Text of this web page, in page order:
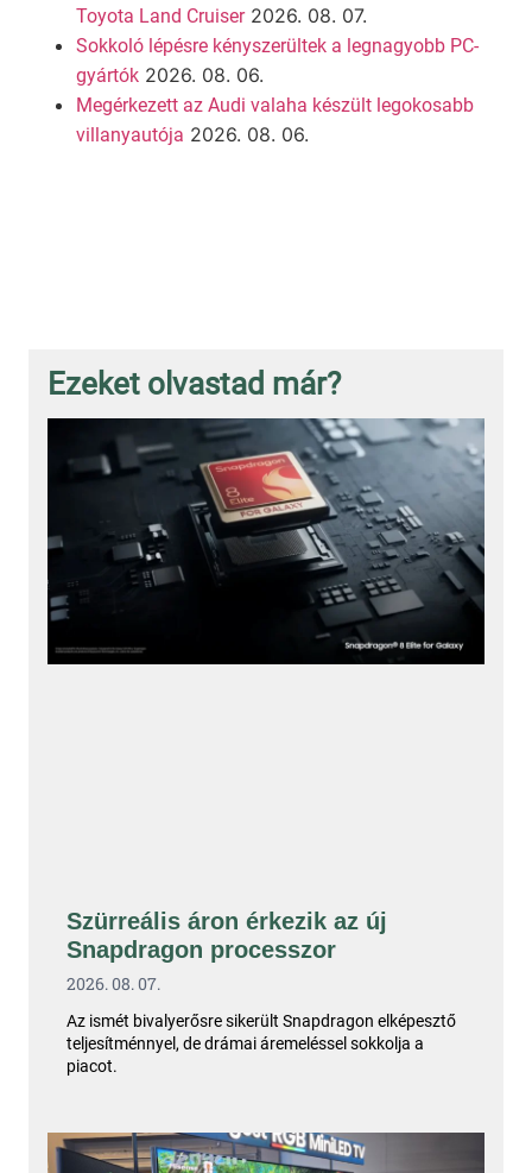
Toyota Land Cruiser 2026. 08. 07.
Sokkoló lépésre kényszerültek a legnagyobb PC-
gyártók 2026. 08. 06.
Megérkezett az Audi valaha készült legokosabb
villanyautója 2026. 08. 06.
Ezeket olvastad már?
Szürreális áron érkezik az új
Snapdragon processzor
2026. 08. 07.
Az ismét bivalyerősre sikerült Snapdragon elképesztő
teljesítménnyel, de drámai áremeléssel sokkolja a
piacot.